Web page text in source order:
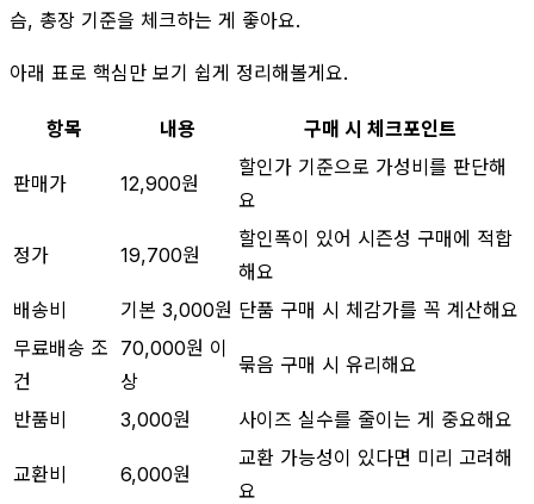
슴, 총장 기준을 체크하는 게 좋아요.
아래 표로 핵심만 보기 쉽게 정리해볼게요.
항목 내용 구매 시 체크포인트
판매가 12,900원
할인가 기준으로 가성비를 판단해
요
정가 19,700원
할인폭이 있어 시즌성 구매에 적합
해요
배송비
기본 3,000원 단품 구매 시 체감가를 꼭 계산해요
무료배송 조
건
70,000원 이
상
묶음 구매 시 유리해요
반품비 3,000원 사이즈 실수를 줄이는 게 중요해요
교환비 6,000원
교환 가능성이 있다면 미리 고려해
요